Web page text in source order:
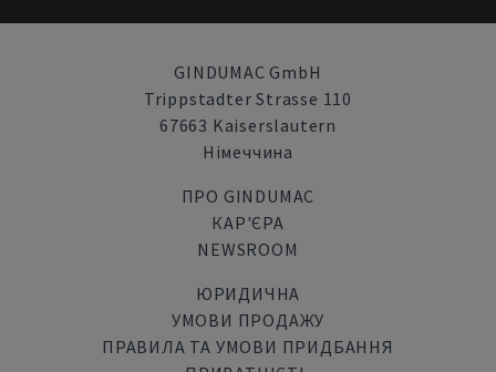
GINDUMAC GmbH
Trippstadter Strasse 110
67663 Kaiserslautern
Німеччина
ПРО GINDUMAC
КАР'ЄРА
NEWSROOM
ЮРИДИЧНА
УМОВИ ПРОДАЖУ
ПРАВИЛА ТА УМОВИ ПРИДБАННЯ